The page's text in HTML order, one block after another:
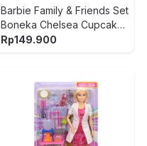
Barbie Family & Friends Set
Boneka Chelsea Cupcake
Baking Backpack JBF46 -
Rp149.900